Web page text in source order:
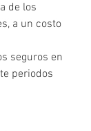
de los
a un costo
seguros en
periodos